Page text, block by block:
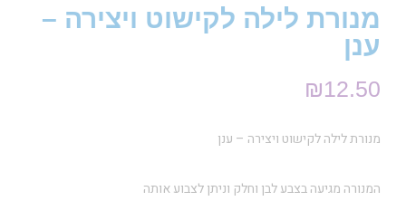
מנורת לילה לקישוט ויצירה –
ענן
₪12.50
מנורת לילה לקישוט ויצירה – ענן
המנורה מגיעה בצבע לבן וחלק וניתן לצבוע אותה